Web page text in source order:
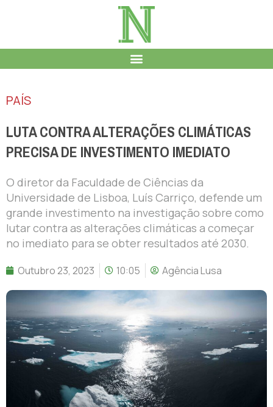
PAÍS
LUTA CONTRA ALTERAÇÕES CLIMÁTICAS
PRECISA DE INVESTIMENTO IMEDIATO
O diretor da Faculdade de Ciências da
Universidade de Lisboa, Luís Carriço, defende um
grande investimento na investigação sobre como
lutar contra as alterações climáticas a começar
no imediato para se obter resultados até 2030.
Outubro 23, 2023 10:05 Agência Lusa